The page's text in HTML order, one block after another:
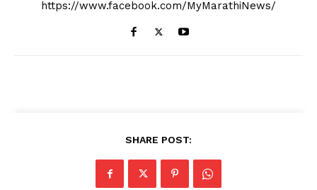
https://www.facebook.com/MyMarathiNews/
SHARE POST: